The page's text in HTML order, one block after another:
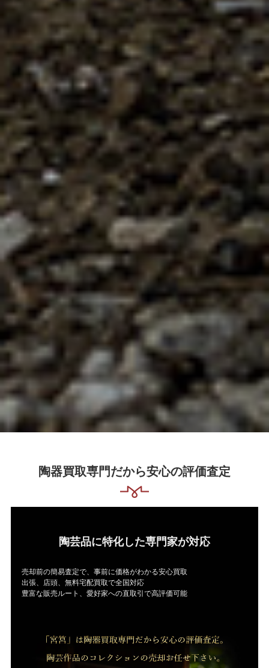
陶器買取専門だから安心の評価査定
陶芸品に特化した専門家が対応
売却前の簡易査定で、事前に価格がわかる安心買取
出張、店頭、無料宅配買取で全国対応
豊富な販売ルート、愛好家への直取引で高評価可能